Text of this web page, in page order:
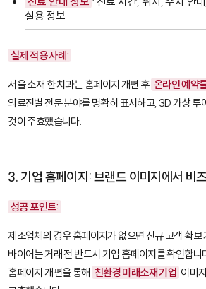
실용 정보
실제 적용 사례:
서울 소재 한 치과는 홈페이지 개편 후 온라인 예약
의료진별 전문 분야를 명확히 표시하고, 3D 가상 투
것이 주효했습니다.
3. 기업 홈페이지: 브랜드 이미지에서 비
성공 포인트:
제조업체의 경우 홈페이지가 없으면 신규 고객 확보
바이어는 거래 전 반드시 기업 홈페이지를 확인합니
홈페이지 개편을 통해 친환경 미래소재 기업 이미